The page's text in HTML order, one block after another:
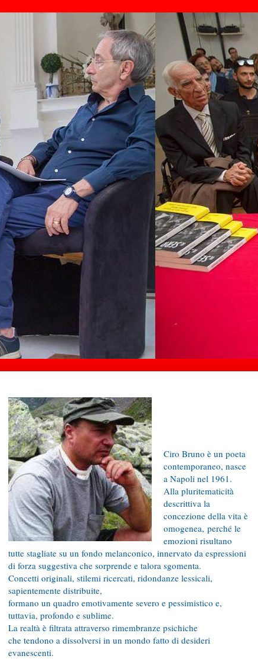
Ciro Bruno è un poeta
contemporaneo, nasce
a Napoli nel 1961.
Alla pluritematicità
descrittiva la
concezione della vita è
omogenea, perché le
emozioni risultano
tutte stagliate su un fondo melanconico, innervato da espressioni
di forza suggestiva che sorprende e talora sgomenta.
Concetti originali, stilemi ricercati, ridondanze lessicali,
sapientemente distribuite,
formano un quadro emotivamente severo e pessimistico e,
tuttavia, profondo e sublime.
La realtà è filtrata attraverso rimembranze psichiche
che tendono a dissolversi in un mondo fatto di desideri
evanescenti.